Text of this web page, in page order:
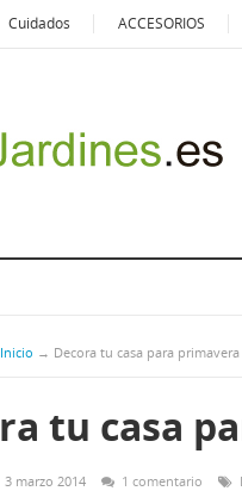
Cuidados ACCESORIOS
Inicio → Decora tu casa para primavera
tu casa
3 marzo 2014 1 comentario